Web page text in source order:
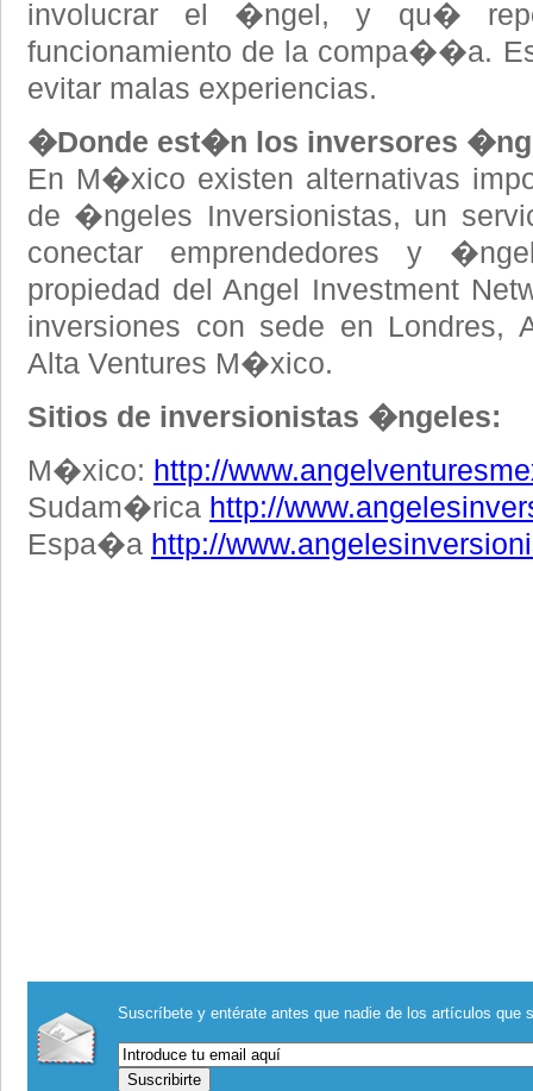
involucrar el �ngel, y qu�
funcionamiento de la compa��a.
evitar malas experiencias.
�Donde est�n los inversores
En M�xico existen alternativas
de �ngeles Inversionistas, un
conectar emprendedores y
propiedad del Angel Investment
inversiones con sede en Londres,
Alta Ventures M�xico.
Sitios de inversionistas �ngeles:
M�xico: http://
Sudam�rica http://
Espa�a http://
Suscríbete y entérate antes que nadie de los artículos que